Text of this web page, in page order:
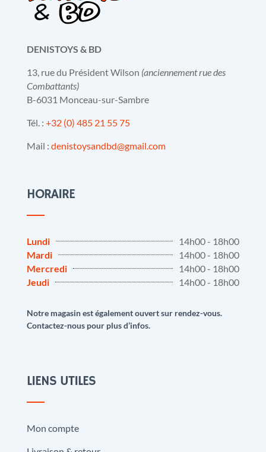
DENISTOYS & BD
13, rue du Président Wilson (anciennement rue des
Combattants)
B-6031 Monceau-sur-Sambre
Tél. : +32 (0) 485 21 55 75
Mail : denistoysandbd@gmail.com
HORAIRE
Lundi
14h00 - 18h00
Mardi
14h00 - 18h00
Mercredi
14h00 - 18h00
Jeudi
14h00 - 18h00
Notre magasin est également ouvert sur rendez-vous.
Contactez-nous pour plus d’infos.
LIENS UTILES
Mon compte